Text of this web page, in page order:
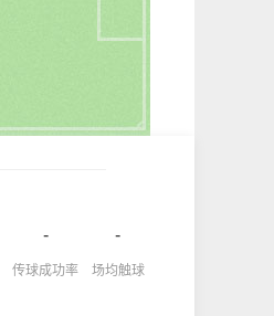
-
传球成功率
-
场均触球